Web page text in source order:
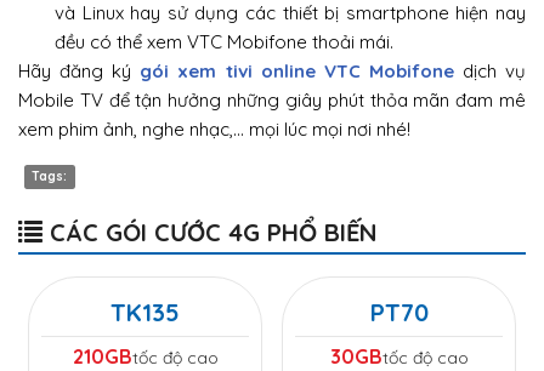
và Linux hay sử dụng các thiết bị smartphone hiện nay
đều có thể xem VTC Mobifone thoải mái.
Hãy đăng ký gói xem tivi online VTC Mobifonedịch vụ
Mobile TV để tận hưởng những giây phút thỏa mãn đam mê
xem phim ảnh, nghe nhạc,… mọi lúc mọi nơi nhé!
Tags:
CÁC GÓI CƯỚC 4G PHỔ BIẾN
TK135
210GBtốc độ cao
PT70
30GBtốc độ cao